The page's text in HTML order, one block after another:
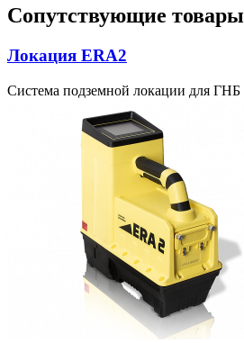
Сопутствующие товары
Локация ERA2
Система подземной локации для ГНБ